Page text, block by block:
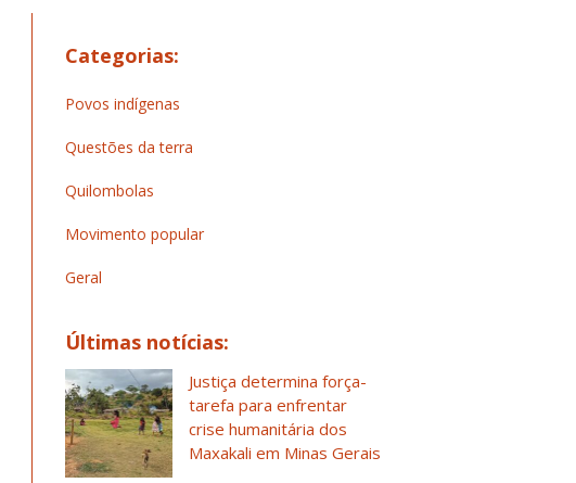
Categorias:
Povos indígenas
Questões da terra
Quilombolas
Movimento popular
Geral
Últimas notícias:
Justiça determina força-
tarefa para enfrentar
crise humanitária dos
Maxakali em Minas Gerais